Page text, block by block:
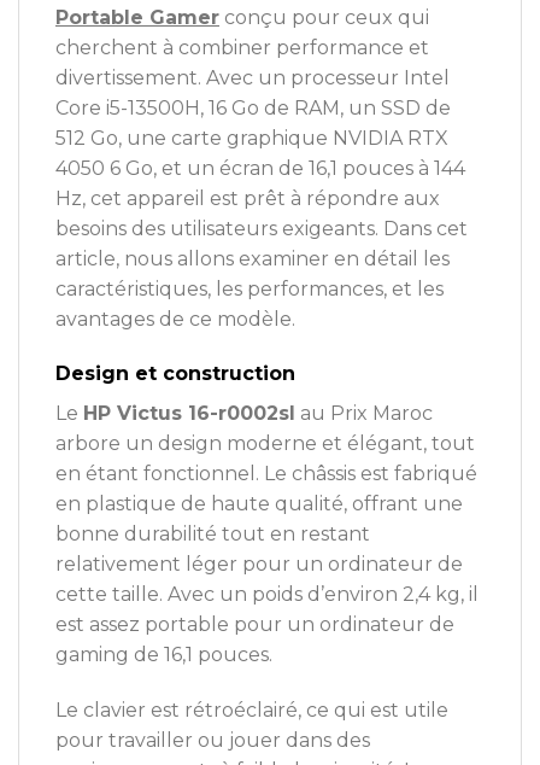
Portable Gamer conçu pour ceux qui
cherchent à combiner performance et
divertissement. Avec un processeur Intel
Core i5-13500H, 16 Go de RAM, un SSD de
512 Go, une carte graphique NVIDIA RTX
4050 6 Go, et un écran de 16,1 pouces à 144
Hz, cet appareil est prêt à répondre aux
besoins des utilisateurs exigeants. Dans cet
article, nous allons examiner en détail les
caractéristiques, les performances, et les
avantages de ce modèle.
Design et construction
Le HP Victus 16-r0002sl au Prix Maroc
arbore un design moderne et élégant, tout
en étant fonctionnel. Le châssis est fabriqué
en plastique de haute qualité, offrant une
bonne durabilité tout en restant
relativement léger pour un ordinateur de
cette taille. Avec un poids d’environ 2,4 kg, il
est assez portable pour un ordinateur de
gaming de 16,1 pouces.
Le clavier est rétroéclairé, ce qui est utile
pour travailler ou jouer dans des